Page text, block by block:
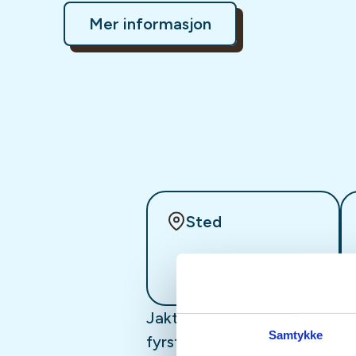
Samtykke
Mer informasjon
Sted
Jaktskyteskule med hagle
fyrstegangsjegerar og andr